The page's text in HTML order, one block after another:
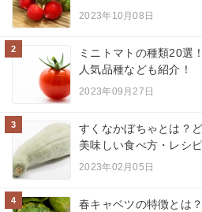
2023年10月08日
2
ミニトマトの種類20選
人気品種なども紹介！
2023年09月27日
3
すくなかぼちゃとは？
美味しい食べ方・レシ
2023年02月05日
4
春キャベツの特徴とは